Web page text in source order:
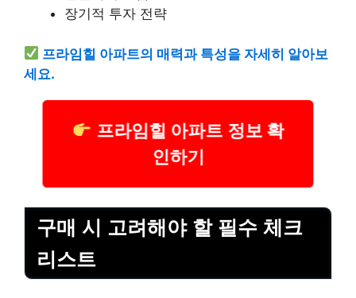
장기적 투자 전략
프라임힐 아파트의 매력과 특성을 자세히 알아보
세요.
프라임힐 아파트 정보 확
인하기
구매 시 고려해야 할 필수 체크
리스트